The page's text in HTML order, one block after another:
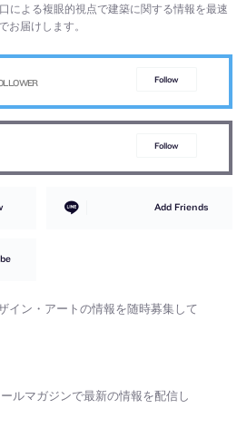
による複眼的視点で建築に関する情報を最速
お届けします。
Follow
Follow
Add Friends
イン・アートの情報を随時募集して
ールマガジンで最新の情報を配信し